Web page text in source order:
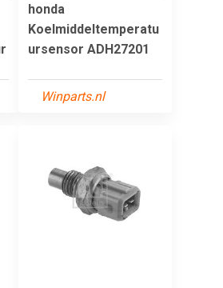
honda
Koelmiddeltemperatu
ursensor ADH27201
Winparts.nl